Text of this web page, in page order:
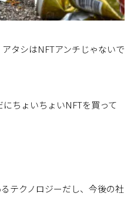
タシはNFTアンチじゃないで
ちょいちょいNFTを買って
テクノロジーだし、今後の社